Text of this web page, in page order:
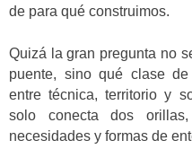
de para qué construimos.
Quizá la gran pregunta no
puente, sino qué clase
entre técnica, territorio y
solo conecta dos orillas,
necesidades y formas de